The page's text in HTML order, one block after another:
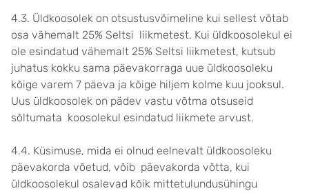
4.3. Üldkoosolek on otsustusvõimeline kui sellest võtab
osa vähemalt 25% Seltsi liikmetest. Kui üldkoosolekul ei
ole esindatud vähemalt 25% Seltsi liikmetest, kutsub
juhatus kokku sama päevakorraga uue üldkoosoleku
kõige varem 7 päeva ja kõige hiljem kolme kuu jooksul.
Uus üldkoosolek on pädev vastu võtma otsuseid
sõltumata koosolekul esindatud liikmete arvust.
4.4. Küsimuse, mida ei olnud eelnevalt üldkoosoleku
päevakorda võetud, võib päevakorda võtta, kui
üldkoosolekul osalevad kõik mittetulundusühingu